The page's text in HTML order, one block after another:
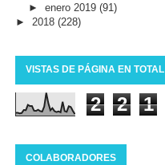
► enero 2019 (91)
► 2018 (228)
VISTAS DE PÁGINA EN TOTAL
2 2 1
COLABORADORES